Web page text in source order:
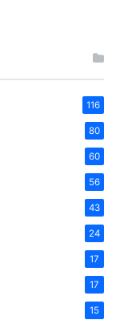
116
80
60
56
43
24
17
17
15